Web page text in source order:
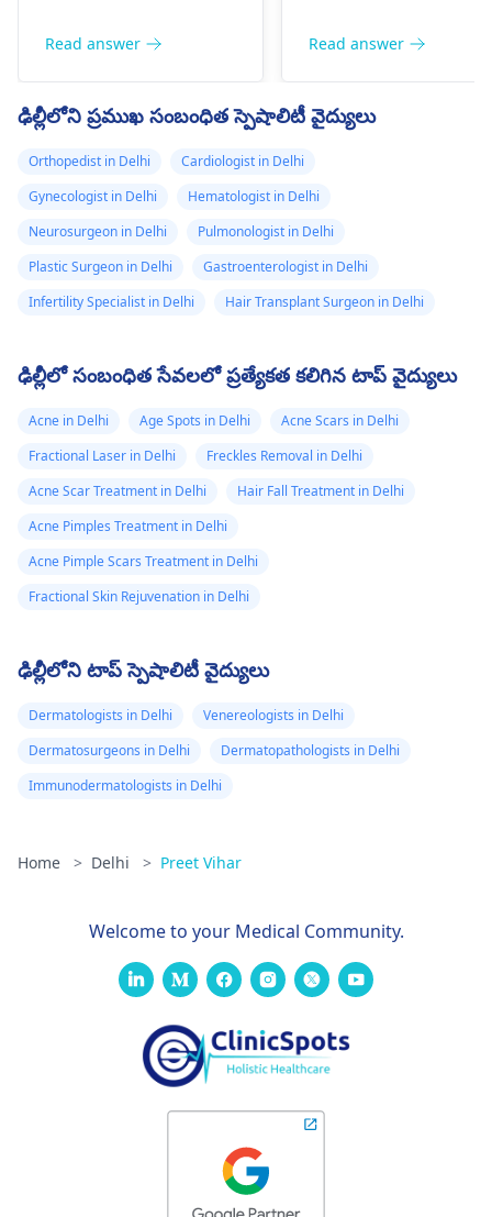
ఉన్నప్పటికీ, ఇవి మంటను
ప్రేరిత రోసేసియా లేదా
మరేదైనా కారణాల వల్ల అవి
దీర్ఘకాలంలో మీ మొటిమలను
మరింత తీవ్రతరం చేస్తాయి.
ఆయిల్, బ్యాక్టీరియా
మరియు డెడ్ స్కిన్ సెల్స్‌తో
రంధ్రాలు మూసుకుపోయి
మొటిమలు ఏర్పడతాయి. మీ
తీసుకురావడానికి, తేలికపాటి
క్లెన్సర్ మరియు నూనె లేని
మాయిశ్చరైజర్‌ను
మరీ ముఖ్యంగా, అన్ని
ఖర్చులతో వాటిని తాకకుండా
ఉండండి.
Read answer
దారితీస్తుంది. మరోవైపు,
అర్థం. బట్ మరియు యోని
నీటి తీసుకోవడం
ప్రయత్నించండి; మీ
ఆహారంలో అధిక ఫైబర్
చేర్చుకోండి. చివరగా,
నిపుణుడువృత్తిపరమైన
చికిత్స కోసం.
Read answer
ఢిల్లీలోని ప్రముఖ సంబంధిత స్పెషాలిటీ వైద్యులు
Orthopedist in Delhi
Cardiologist in Delhi
Gynecologist in Delhi
Hematologist in Delhi
Neurosurgeon in Delhi
Pulmonologist in Delhi
Plastic Surgeon in Delhi
Gastroenterologist in Delhi
Infertility Specialist in Delhi
Hair Transplant Surgeon in Delhi
ఢిల్లీలో సంబంధిత సేవలలో ప్రత్యేకత కలిగిన టాప్ వైద్యులు
Acne in Delhi Age Spots in Delhi
Acne Scars in Delhi
Fractional Laser in Delhi
Freckles Removal in Delhi
Acne Scar Treatment in Delhi
Hair Fall Treatment in Delhi
Acne Pimples Treatment in Delhi
Acne Pimple Scars Treatment in Delhi
Fractional Skin Rejuvenation in Delhi
ఢిల్లీలోని టాప్ స్పెషాలిటీ వైద్యులు
Dermatologists in Delhi
Venereologists in Delhi
Dermatosurgeons in Delhi
Dermatopathologists in Delhi
Immunodermatologists in Delhi
Home > Delhi > Preet Vihar
Welcome to your Medical Community.